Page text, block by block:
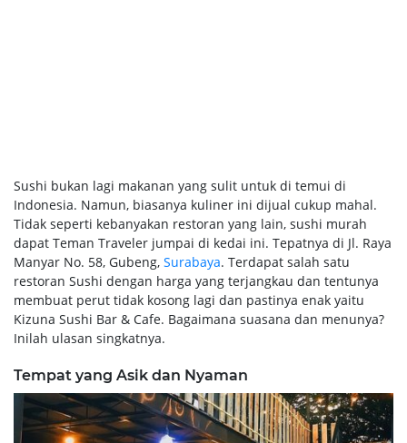
Sushi bukan lagi makanan yang sulit untuk di temui di
Indonesia. Namun, biasanya kuliner ini dijual cukup mahal.
Tidak seperti kebanyakan restoran yang lain, sushi murah
dapat Teman Traveler jumpai di kedai ini. Tepatnya di Jl. Raya
Manyar No. 58, Gubeng, Surabaya. Terdapat salah satu
restoran Sushi dengan harga yang terjangkau dan tentunya
membuat perut tidak kosong lagi dan pastinya enak yaitu
Kizuna Sushi Bar & Cafe. Bagaimana suasana dan menunya?
Inilah ulasan singkatnya.
Tempat yang Asik dan Nyaman